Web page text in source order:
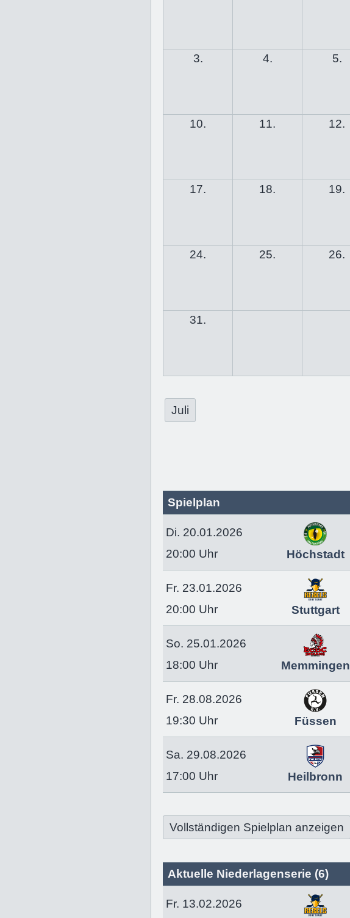
3. 4. 5.
10. 11. 12.
17. 18. 19.
24. 25. 26.
31.
Juli
Spielplan
Di. 20.01.2026
20:00 Uhr
Höchstadt
Fr. 23.01.2026
20:00 Uhr
Stuttgart
So. 25.01.2026
18:00 Uhr
Memmingen
Fr. 28.08.2026
19:30 Uhr
Füssen
Sa. 29.08.2026
17:00 Uhr
Heilbronn
Vollständigen Spielplan anzeigen
Aktuelle Niederlagenserie (6)
Fr. 13.02.2026